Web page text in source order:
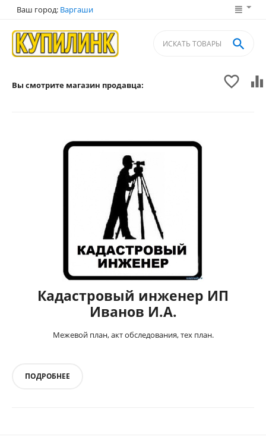
Ваш город: Варгаши
 

Вы смотрите магазин продавца:
Кадастровый инженер ИП
Иванов И.А.
Межевой план, акт обследования, тех план.
ПОДРОБНЕЕ